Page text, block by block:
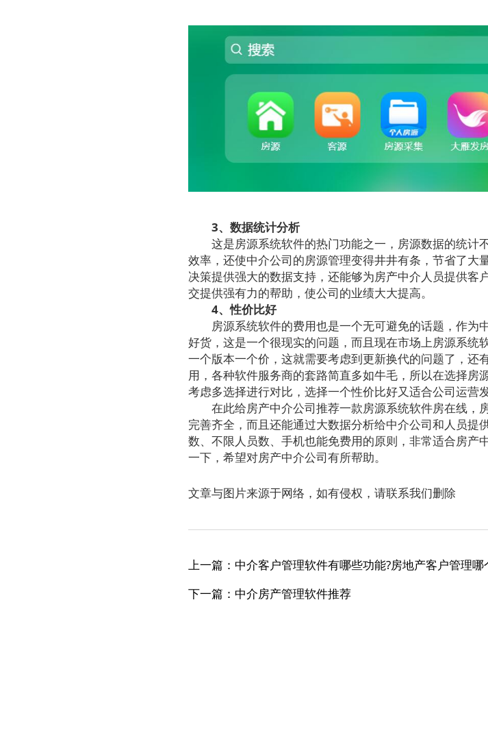
3、数据统计分析
这是房源系统软件的热门功能之一，房源数据的统计
效率，还使中介公司的房源管理变得井井有条，节省了大
决策提供强大的数据支持，还能够为房产中介人员提供客
交提供强有力的帮助，使公司的业绩大大提高。
4、性价比好
房源系统软件的费用也是一个无可避免的话题，作为
好货，这是一个很现实的问题，而且现在市场上房源系统
一个版本一个价，这就需要考虑到更新换代的问题了，还
用，各种软件服务商的套路简直多如牛毛，所以在选择房
考虑多选择进行对比，选择一个性价比好又适合公司运营
在此给房产中介公司推荐一款房源系统软件房在线，
完善齐全，而且还能通过大数据分析给中介公司和人员提
数、不限人员数、手机也能免费用的原则，非常适合房产
一下，希望对房产中介公司有所帮助。
文章与图片来源于网络，如有侵权，请联系我们删除
上一篇：中介客户管理软件有哪些功能?房地产客户管理哪
下一篇：中介房产管理软件推荐